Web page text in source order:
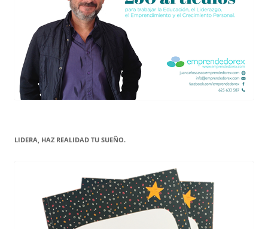
LIDERA, HAZ REALIDAD TU SUEÑO.